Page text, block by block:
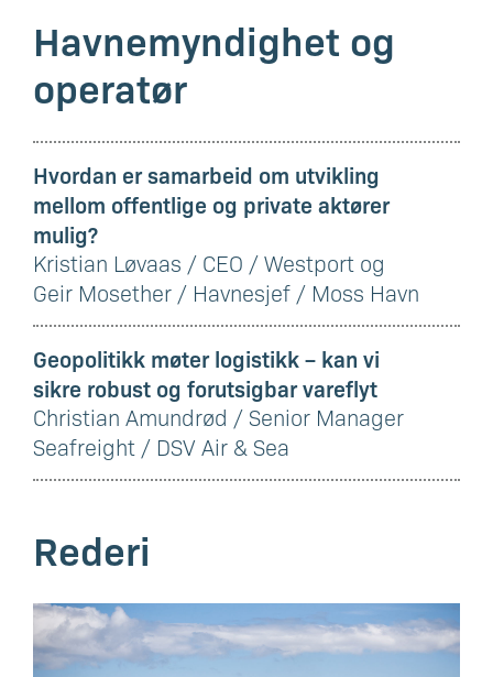
Havnemyndighet og
operatør
Hvordan er samarbeid om utvikling
mellom offentlige og private aktører
mulig?
Kristian Løvaas / CEO / Westport og
Geir Mosether / Havnesjef / Moss Havn
Geopolitikk møter logistikk – kan vi
sikre robust og forutsigbar vareflyt
Christian Amundrød / Senior Manager
Seafreight / DSV Air & Sea
Rederi